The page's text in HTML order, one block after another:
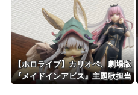
【ホロライブ】カリオペ、劇場版
『メイドインアビス』主題歌担当